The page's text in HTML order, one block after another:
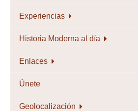
Experiencias
Historia Moderna al día
Enlaces
Únete
Geolocalización